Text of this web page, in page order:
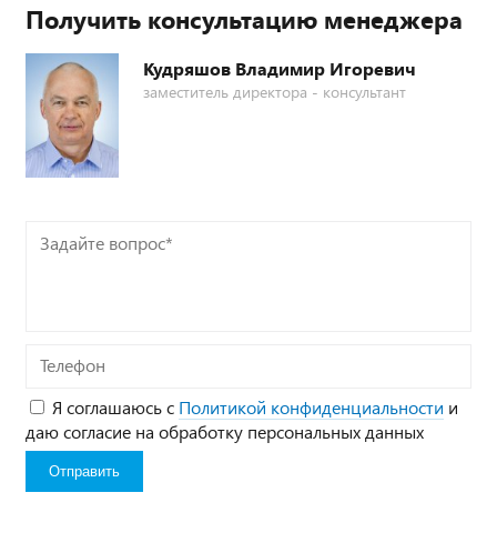
Получить консультацию менеджера
Кудряшов Владимир Игоревич
заместитель директора - консультант
Задайте
вопрос*
Телефон
Я соглашаюсь с Политикой конфиденциальности и
даю согласие на обработку персональных данных